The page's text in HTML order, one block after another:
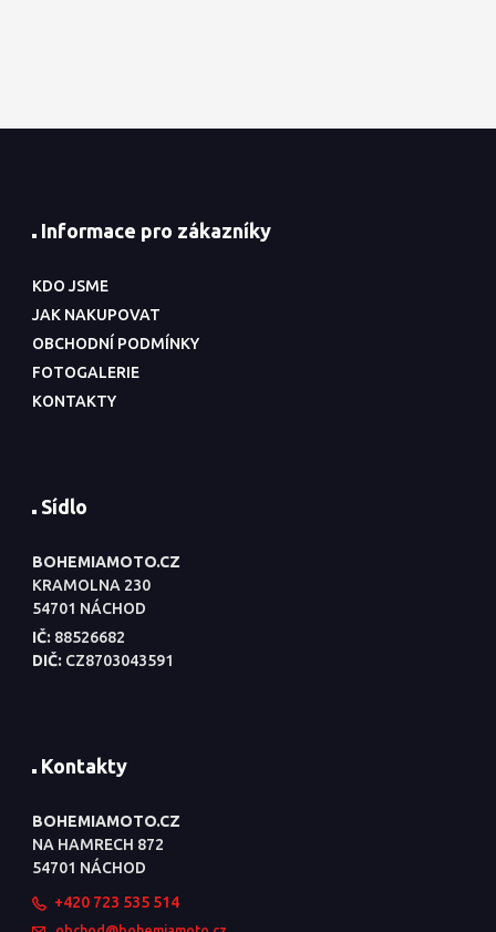
Informace pro zákazníky
KDO JSME
JAK NAKUPOVAT
OBCHODNÍ PODMÍNKY
FOTOGALERIE
KONTAKTY
Sídlo
BOHEMIAMOTO.CZ
KRAMOLNA 230
54701 NÁCHOD
IČ: 88526682
DIČ: CZ8703043591
Kontakty
BOHEMIAMOTO.CZ
NA HAMRECH 872
54701 NÁCHOD
+420 723 535 514